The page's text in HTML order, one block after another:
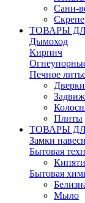
Сани-
ТОВАРЫ
Дымоход
Кирпич
Печное
Дверки
Плиты
ТОВАРЫ
Замки
Бытовая
Бытовая
Мыло